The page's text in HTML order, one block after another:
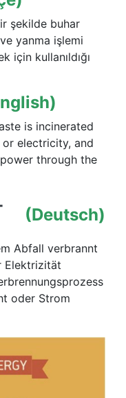
şekilde buhar
yanma işlemi
için kullanıldığı
is incinerated
electricity, and
through the
(Deutsch)
Abfall verbrannt
Elektrizität
oder Strom